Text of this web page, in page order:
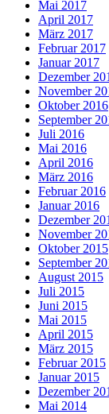
Mai 2017
April 2017
März 2017
Februar 2017
Januar 2017
Dezember
November
Oktober 2016
September
Juli 2016
Mai 2016
April 2016
März 2016
Februar 2016
Januar 2016
Dezember
November
Oktober 2015
September
August 2015
Juli 2015
Juni 2015
Mai 2015
April 2015
März 2015
Februar 2015
Januar 2015
Dezember
Mai 2014